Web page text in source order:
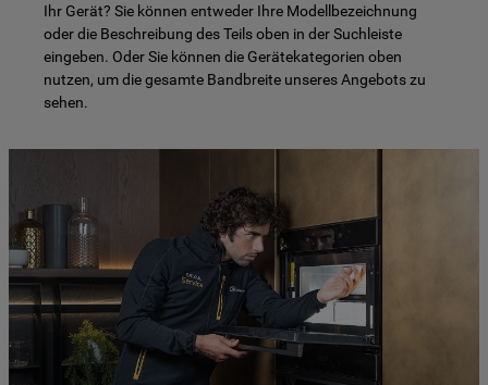
Ihr Gerät? Sie können entweder Ihre Modellbezeichnung
oder die Beschreibung des Teils oben in der Suchleiste
eingeben. Oder Sie können die Gerätekategorien oben
nutzen, um die gesamte Bandbreite unseres Angebots zu
sehen.